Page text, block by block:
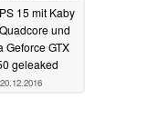
15 mit Kaby
und
Geforce GTX
geleaked
20.12.2016